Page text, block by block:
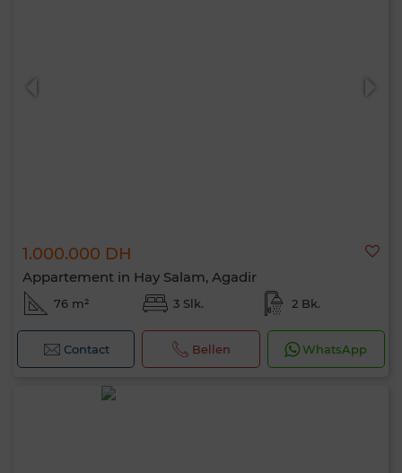
1.000.000 DH
Appartement in Hay Salam, Agadir
76 m² 3 Slk. 2 Bk.
Contact Bellen WhatsApp